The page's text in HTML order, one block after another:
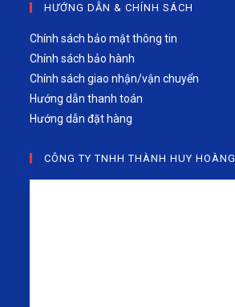
HƯỚNG DẪN & CHÍNH SÁCH
Chính sách bảo mật thông tin
Chính sách bảo hành
Chính sách giao nhận/vận chuyển
Hướng dẫn thanh toán
Hướng dẫn đặt hàng
CÔNG TY TNHH THÀNH HUY HOÀNG